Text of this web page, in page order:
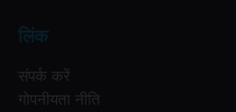
लिंक
संपर्क करें
गोपनीयता नीति